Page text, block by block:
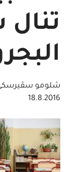
شلومو سڤيرسكي,
18.8.2016